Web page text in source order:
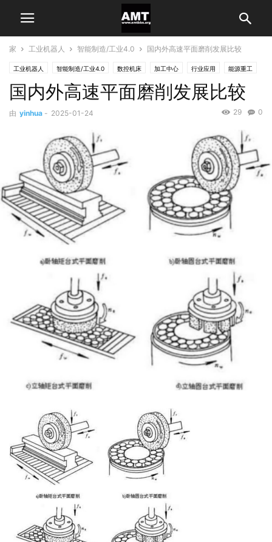
家 工业机器人 智能制造/工业4.0 国内外高速平面磨削发展比较
工业机器人 智能制造/工业4.0 数控机床 加工中心 行业应用 能源重工
通用机械制造
国内外高速平面磨削发展比较
由 yinhua - 2025-01-24 0
29